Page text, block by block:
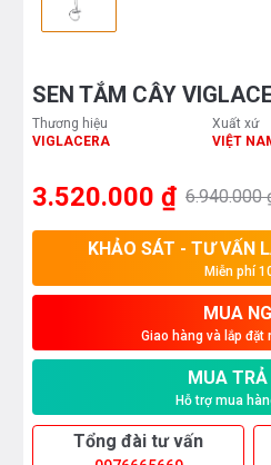
SEN TẮM CÂY
Thương hiệu
VIGLACERA
Xuất xứ
VIỆT
3.520.000 ₫ 6.940.000
KHẢO SÁT - TƯ VẤN
Miễn phí
MUA
Giao hàng và lắp đặt
MUA TRẢ
Hỗ trợ mua
Tổng đài tư vấn